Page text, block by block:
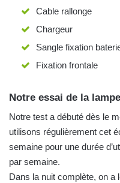
Cable rallonge
Chargeur
Sangle fixation
Fixation frontale
Notre essai de la
Notre test a débuté dès le
utilisons régulièrement cet
semaine pour une durée
par semaine.
Dans la nuit complète, on